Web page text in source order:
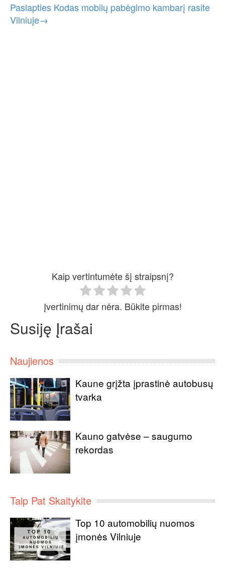
Paslapties Kodas mobilų pabėgimo kambarį rasite
Vilniuje→
Kaip vertintumėte šį straipsnį?
Įvertinimų dar nėra. Būkite pirmas!
Susiję Įrašai
Naujienos
Kaune grįžta įprastinė autobusų
tvarka
Kauno gatvėse – saugumo
rekordas
Taip Pat Skaitykite
Top 10 automobilių nuomos
įmonės Vilniuje